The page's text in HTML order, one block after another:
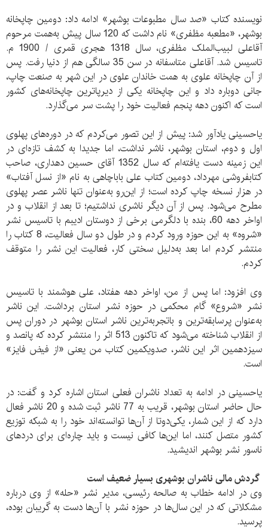
نویسنده کتاب «صد سال مطبوعات بوشهر» ادامه داد: دومین چاپخانه
بوشهر، «مطعبه مظفری» نام داشت که 120 سال پیش به‌همت مرحوم
آقاعلی لبیب‌‌الملک مظفری، سال 1318 هجری قمری / 1900 م.
تاسیس شد. آقاعلی متاسفانه در سن 35 سالگی هم از دنیا رفت. پس
از آن چاپخانه علوی به‌‌ همت خاندان علوی در این شهر به صنعت چاپ،
جانی دوباره داد و این چاپخانه یکی از دیرپاترین چاپخانه‌های کشور
است که اکنون دهه پنجم فعالیت خود را پشت سر می‌گذارد.
یاحسینی یادآور شد: پیش از این تصور می‌کردم که در دوره‌های پهلوی
اول و دوم، استان بوشهر، ناشر نداشت، اما جدیدا به کشف تازه‌ای در
این زمینه دست یافته‌ام که سال 1352 آقای حسین دهداری، صاحب
کتابفروشی مهرداد، دومین کتاب علی باباچاهی به نام «از نسل آفتاب»
در هزار نسخه چاپ کرده است؛ از این‌رو به‌عنوان تنها ناشر عصر پهلوی
مطرح می‌شود. پس از آن دیگر ناشری نداشتیم؛ تا بعد از انقلاب و در
اواخر دهه 60، بنده با دلگرمی برخی از دوستان ادیبم با تاسیس نشر
«شروه» به این حوزه ورود کردم و در طول دو سال فعالیت، 8 کتاب را
منتشر کردم اما بعد به‌دلیل سختی کار، فعالیت این نشر را متوقف
کردم.
وی افزود: اما پس از من، اواخر دهه هفتاد، علی هوشمند با تاسیس
نشر «شروع» گام محکمی در حوزه نشر استان برداشت. این ناشر
به‌عنوان پرسابقه‌ترین و باتجربه‌ترین ناشر استان بوشهر در دوران پس
از انقلاب شناخته می‌شود که تاکنون 513 اثر را منتشر کرده که پانصد و
سیزدهمین اثر این ناشر، صدویکمین کتاب من یعنی «از فیض فایز»
است.
یاحسینی در ادامه به تعداد ناشران فعلی استان اشاره کرد و گفت: در
حال حاضر استان بوشهر، قریب به 77 ناشر ثبت شده و 20 ناشر فعال
دارد که از این شمار، یکی‌دوتا از آن‌ها توانسته‌اند خود را به شبکه توزیع
کشور متصل کنند، اما این‌ها کافی نیست و باید چاره‌ای برای دردهای
ناسور نشر بوشهر اندیشید.
گردش مالی ناشران بوشهری بسیار ضعیف است
وی در ادامه خطاب به صالحه رئیسی، مدیر نشر «حله» از وی درباره
مشکلاتی که در این سال‌ها در حوزه نشر با آن‌ها دست به گریبان بوده،
پرسید.